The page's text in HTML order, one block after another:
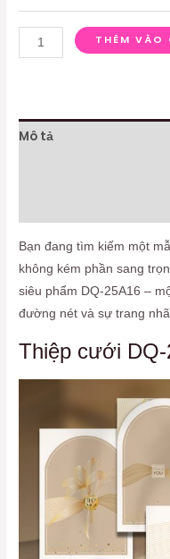
THÊM VÀO
Mô tả
Bạn đang tìm kiếm một
không kém phần sang
siêu phẩm DQ-25A16 –
đường nét và sự trang
Thiệp cưới